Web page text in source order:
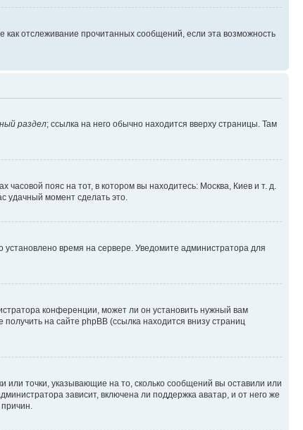
отслеживание прочитанных сообщений, если эта возможность
раздел; ссылка на него обычно находится вверху страницы. Там
пояс на тот, в котором вы находитесь: Москва, Киев и т. д.
удачный момент сделать это.
время на сервере. Уведомите администратора для
конференции, может ли он установить нужный вам
на сайте phpBB (ссылка находится внизу страниц
или точки, указывающие на то, сколько сообщений вы оставили или
зависит, включена ли поддержка аватар, и от него же